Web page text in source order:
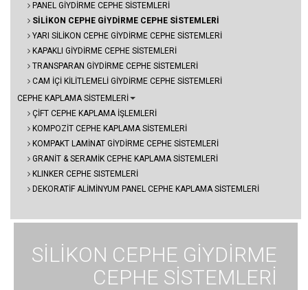
PANEL GİYDİRME CEPHE SİSTEMLERİ
SİLİKON CEPHE GİYDİRME CEPHE SİSTEMLERİ
YARI SİLİKON CEPHE GİYDİRME CEPHE SİSTEMLERİ
KAPAKLI GİYDİRME CEPHE SİSTEMLERİ
TRANSPARAN GİYDİRME CEPHE SİSTEMLERİ
CAM İÇİ KİLİTLEMELİ GİYDİRME CEPHE SİSTEMLERİ
CEPHE KAPLAMA SİSTEMLERİ
ÇİFT CEPHE KAPLAMA İŞLEMLERİ
KOMPOZİT CEPHE KAPLAMA SİSTEMLERİ
KOMPAKT LAMİNAT GİYDİRME CEPHE SİSTEMLERİ
GRANİT & SERAMİK CEPHE KAPLAMA SİSTEMLERİ
KLINKER CEPHE SISTEMLERİ
DEKORATİF ALİMİNYUM PANEL CEPHE KAPLAMA SİSTEMLERİ
SİLİKON CEPHE GİYDİRME
CEPHE SİSTEMLERİ